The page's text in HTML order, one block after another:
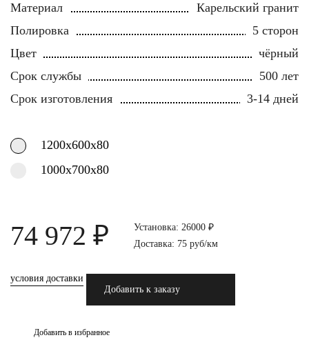
Материал
Карельский гранит
Полировка
5 сторон
Цвет
чёрный
Срок службы
500 лет
Срок изготовления
3-14 дней
1200х600х80
1000х700х80
74 972 ₽
Установка: 26000 ₽
Доставка: 75 руб/км
условия доставки
Добавить к заказу
Добавить в избранное